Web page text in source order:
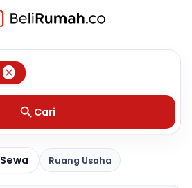
Dki Jakarta
Cari
Sewa Ruang Usaha